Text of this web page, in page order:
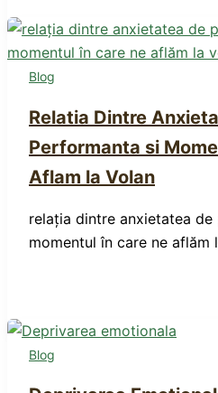
Blog
Relatia Dintre
Performanta si
Aflam la Volan
relația dintre anxietatea
momentul în care ne aflăm
Blog